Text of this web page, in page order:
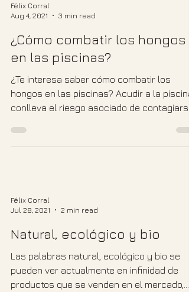
Félix Corral
Aug 4, 2021
3 min read
¿Cómo combatir los hongos
en las piscinas?
¿Te interesa saber cómo combatir los
hongos en las piscinas? Acudir a la piscina
conlleva el riesgo asociado de contagiarse
Félix Corral
Jul 28, 2021
2 min read
Natural, ecológico y bio
Las palabras natural, ecológico y bio se
pueden ver actualmente en infinidad de
productos que se venden en el mercado,